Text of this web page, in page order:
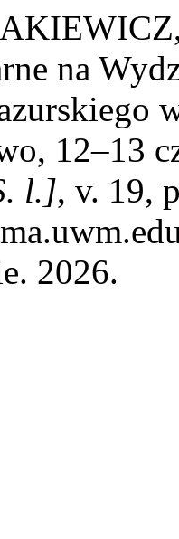
na
12–13
l.], v. 19,
2026.